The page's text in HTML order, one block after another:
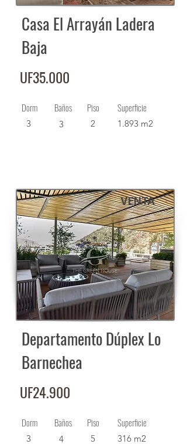
Casa El Arrayán Ladera
Baja
UF35.000
Dorm
3
Baños
3
Piso
2
Superficie
1.893 m2
VENTA
Departamento Dúplex Lo
Barnechea
UF24.900
Dorm
3
Baños
4
Piso
5
Superficie
316 m2